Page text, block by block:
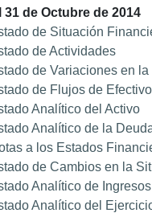
31 de Octubre de 2014
de Situación
de Actividades
de Variaciones en
de Flujos de Efectivo
Analítico del Activo
Analítico de la
a los Estados
de Cambios en la
Analítico de Ingresos
Analítico del